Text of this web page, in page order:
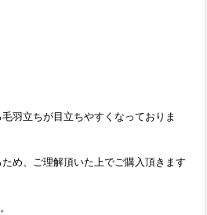
羽立ちが目立ちやすくなっておりま
め、ご理解頂いた上でご購入頂きます